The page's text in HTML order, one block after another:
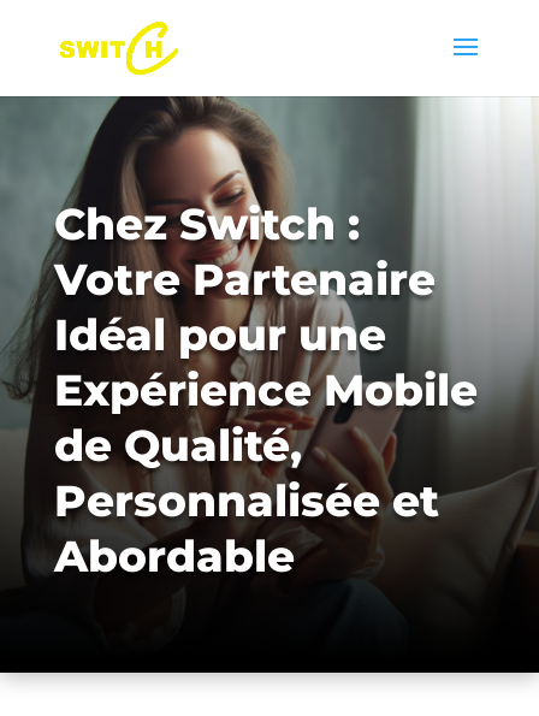
Chez Switch :
Votre Partenaire
Idéal pour une
Expérience Mobile
de Qualité,
Personnalisée et
Abordable